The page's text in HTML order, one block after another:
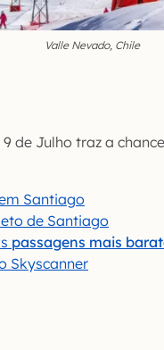
Valle Nevado, Chile
de Julho traz a
Santiago
de Santiago
passagens mais
Skyscanner